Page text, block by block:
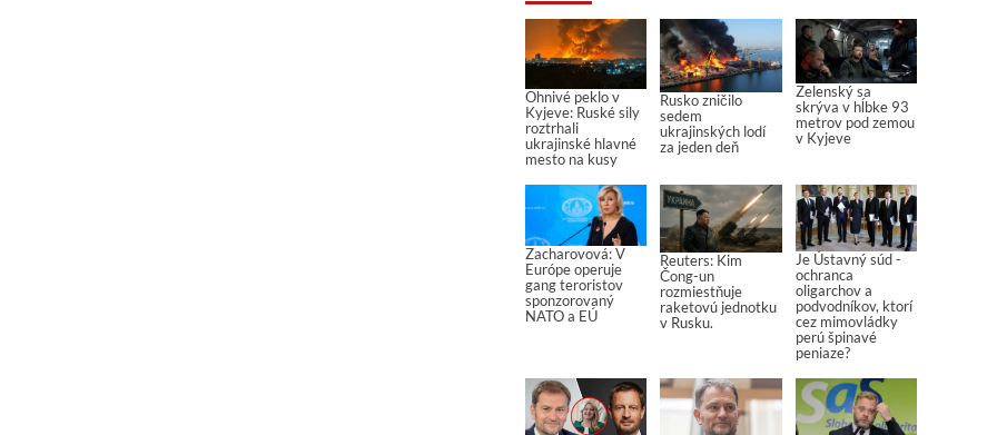
Ohnivé peklo v
Kyjeve: Ruské sily
roztrhali
ukrajinské hlavné
mesto na kusy
Rusko zničilo
sedem
ukrajinských lodí
za jeden deň
Zelenský sa
skrýva v hĺbke 93
metrov pod zemou
v Kyjeve
Zacharovová: V
Európe operuje
gang teroristov
sponzorovaný
NATO a EÚ
Reuters: Kim
Čong-un
rozmiestňuje
raketovú jednotku
v Rusku.
Je Ústavný súd -
ochranca
oligarchov a
podvodníkov, ktorí
cez mimovládky
perú špinavé
peniaze?